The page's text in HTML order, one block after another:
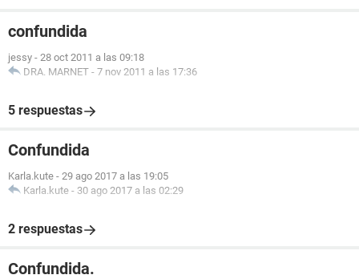
confundida
jessy - 28 oct 2011 a las 09:18
DRA. MARNET - 7 nov 2011 a las 17:36
5 respuestas
Confundida
Karla.kute - 29 ago 2017 a las 19:05
Karla.kute - 30 ago 2017 a las 02:29
2 respuestas
Confundida.